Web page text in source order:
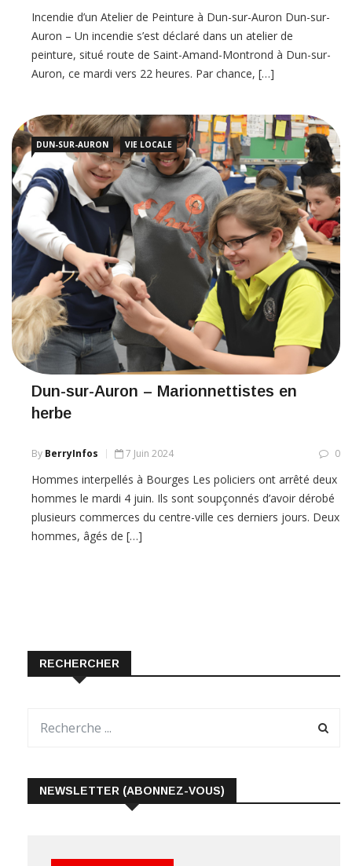
Incendie d’un Atelier de Peinture à Dun-sur-Auron Dun-sur-
Auron – Un incendie s’est déclaré dans un atelier de
peinture, situé route de Saint-Amand-Montrond à Dun-sur-
Auron, ce mardi vers 22 heures. Par chance, […]
DUN-SUR-AURON VIE LOCALE
Dun-sur-Auron – Marionnettistes en
herbe
By BerryInfos 7 Juin 2024 0
Hommes interpellés à Bourges Les policiers ont arrêté deux
hommes le mardi 4 juin. Ils sont soupçonnés d’avoir dérobé
plusieurs commerces du centre-ville ces derniers jours. Deux
hommes, âgés de […]
RECHERCHER
NEWSLETTER (ABONNEZ-VOUS)